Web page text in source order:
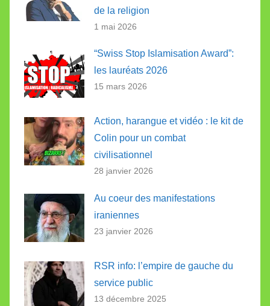
de la religion
1 mai 2026
“Swiss Stop Islamisation Award”:
les lauréats 2026
15 mars 2026
Action, harangue et vidéo : le kit de
Colin pour un combat
civilisationnel
28 janvier 2026
Au coeur des manifestations
iraniennes
23 janvier 2026
RSR info: l’empire de gauche du
service public
13 décembre 2025